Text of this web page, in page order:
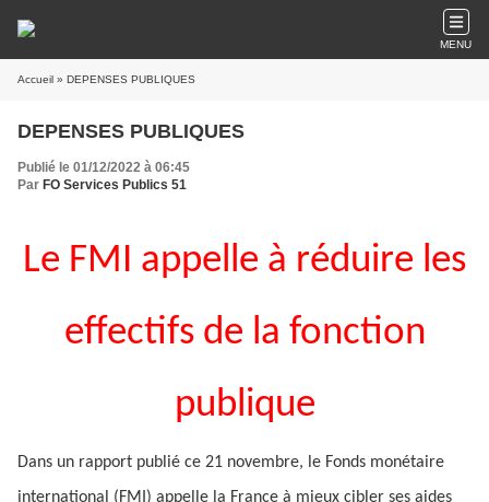
MENU
Accueil » DEPENSES PUBLIQUES
DEPENSES PUBLIQUES
Publié le 01/12/2022 à 06:45
Par FO Services Publics 51
Le FMI appelle à réduire les
effectifs de la fonction
publique
Dans un rapport publié ce 21 novembre, le Fonds monétaire
international (FMI) appelle la France à mieux cibler ses aides